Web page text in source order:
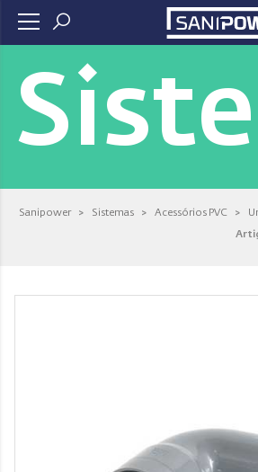
Sanipower > Sistemas > Acessórios PVC >